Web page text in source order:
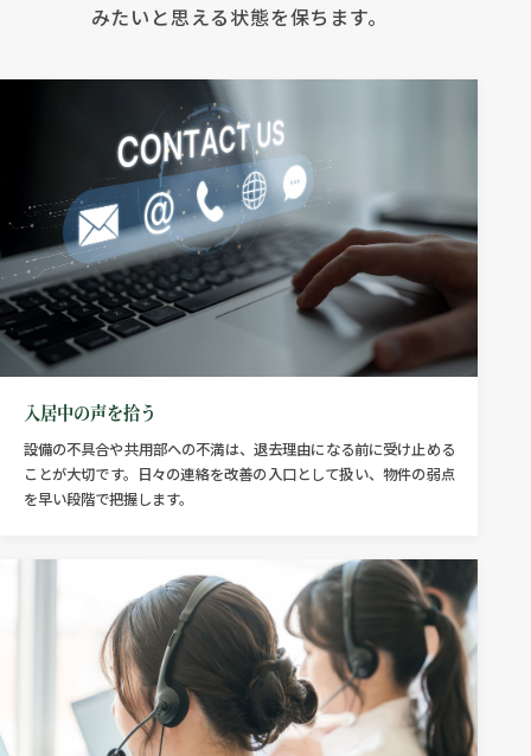
みたいと思える状態を保ちます。
入居中の声を拾う
設備の不具合や共用部への不満は、退去理由になる前に受け止める
ことが大切です。日々の連絡を改善の入口として扱い、物件の弱点
を早い段階で把握します。